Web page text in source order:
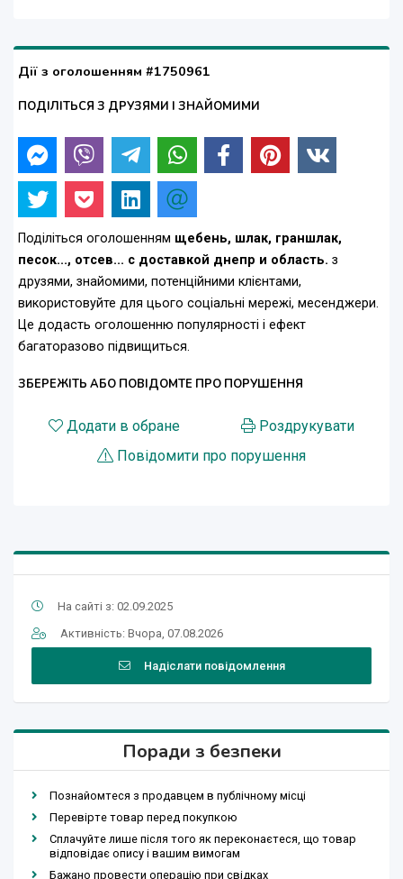
Дії з оголошенням #1750961
ПОДІЛІТЬСЯ З ДРУЗЯМИ І ЗНАЙОМИМИ
Поділіться оголошенням щебень, шлак, граншлак,
песок..., отсев... с доставкой днепр и область. з
друзями, знайомими, потенційними клієнтами,
використовуйте для цього соціальні мережі, месенджери.
Це додасть оголошенню популярності і ефект
багаторазово підвищиться.
ЗБЕРЕЖІТЬ АБО ПОВІДОМТЕ ПРО ПОРУШЕННЯ
Додати в обране
Роздрукувати
Повідомити про порушення
На сайті з: 02.09.2025
Активність: Вчора, 07.08.2026
Надіслати повідомлення
Поради з безпеки
Познайомтеся з продавцем в публічному місці
Перевірте товар перед покупкою
Сплачуйте лише після того як переконаєтеся, що товар
відповідає опису і вашим вимогам
Бажано провести операцію при свідках